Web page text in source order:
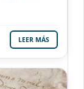
LEER MÁS